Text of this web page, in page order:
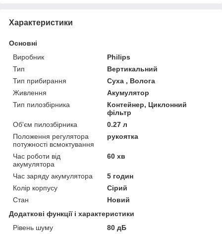
Характеристики
Основні
Виробник
Philips
Тип
Вертикальний
Тип прибирання
Суха , Волога
Живлення
Акумулятор
Тип пилозбірника
Контейнер, Циклонний
фільтр
Об'єм пилозбірника
0.27 л
Положення регулятора
потужності всмоктування
рукоятка
Час роботи від
акумулятора
60 хв
Час заряду акумулятора
5 годин
Колір корпусу
Сірий
Стан
Новий
Додаткові функції і характеристики
Рівень шуму
80 дБ